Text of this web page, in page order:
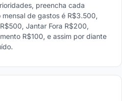
preencha cada
de gastos é R$3.500,
Jantar Fora R$200,
R$100, e assim por diante